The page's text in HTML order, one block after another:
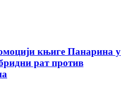
књиге Панарина у
рат против